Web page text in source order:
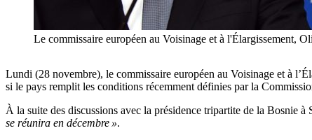
Le commissaire européen au Voisinage et à
Lundi (28 novembre), le commissaire européen au Voisinage et à
si le pays remplit les conditions récemment définies par la
À la suite des discussions avec la présidence tripartite de la Bosnie
se réunira en décembre ».